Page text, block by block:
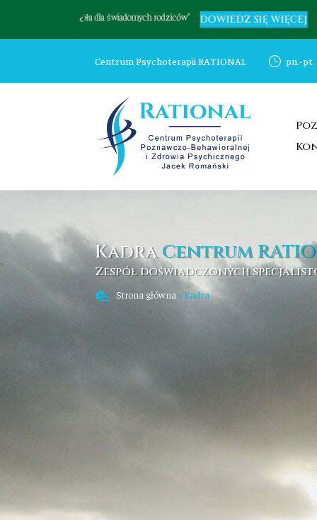
REGULAMIN SESJI ZOBACZ
Centrum Psychoterapii RATIONAL } pn.-pt.
KadraCentrum
Zespół doświadczonych
 Strona główna »Kadra